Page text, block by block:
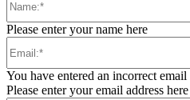
Please enter your name here
You have entered an incorrect email
Please enter your email address here